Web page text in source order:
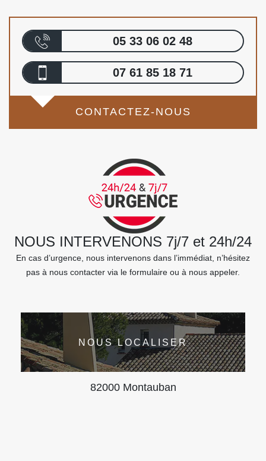
05 33 06 02 48
07 61 85 18 71
CONTACTEZ-NOUS
NOUS INTERVENONS 7j/7 et 24h/24
En cas d’urgence, nous intervenons dans l’immédiat, n’hésitez
pas à nous contacter via le formulaire ou à nous appeler.
NOUS LOCALISER
82000 Montauban